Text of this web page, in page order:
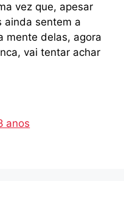
vez que, apesar
ainda sentem a
mente delas, agora
vai tentar achar
anos